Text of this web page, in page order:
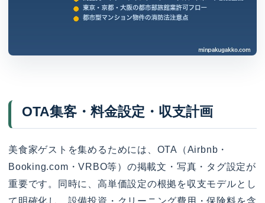
OTA集客・料金設定・収支計画
美食家ゲストを集めるためには、OTA（Airbnb・
Booking.com・VRBO等）の掲載文・写真・タグ設定が
重要です。同時に、高単価設定の根拠を収支モデルとし